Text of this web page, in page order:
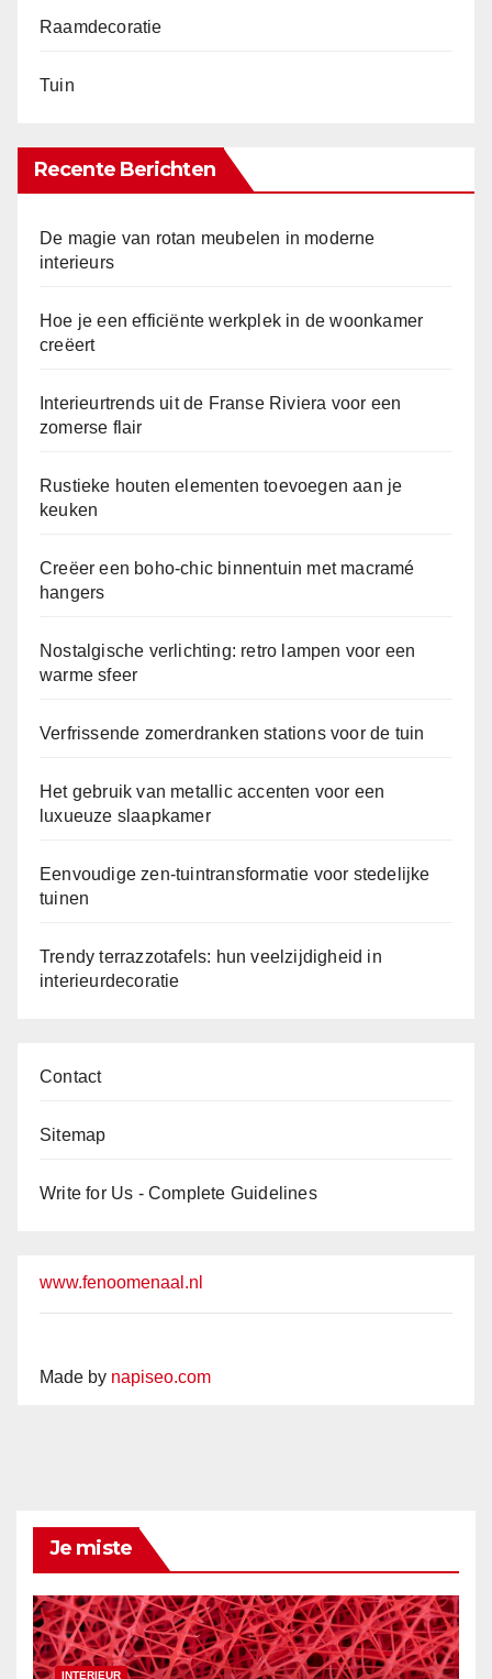
Raamdecoratie
Tuin
Recente Berichten
De magie van rotan meubelen in moderne
interieurs
Hoe je een efficiënte werkplek in de woonkamer
creëert
Interieurtrends uit de Franse Riviera voor een
zomerse flair
Rustieke houten elementen toevoegen aan je
keuken
Creëer een boho-chic binnentuin met macramé
hangers
Nostalgische verlichting: retro lampen voor een
warme sfeer
Verfrissende zomerdranken stations voor de tuin
Het gebruik van metallic accenten voor een
luxueuze slaapkamer
Eenvoudige zen-tuintransformatie voor stedelijke
tuinen
Trendy terrazzotafels: hun veelzijdigheid in
interieurdecoratie
Contact
Sitemap
Write for Us - Complete Guidelines
www.fenoomenaal.nl
Made by napiseo.com
Je miste
INTERIEUR